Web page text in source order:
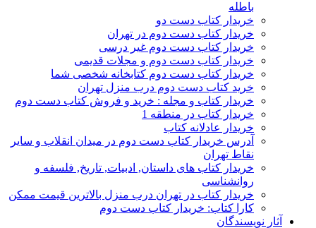
باطله
خریدار کتاب دست دو
خریدار کتاب دست دوم در تهران
خریدار کتاب دست دوم غیر درسی
خریدار کتاب دست دوم و مجلات قدیمی
خریدار کتاب دست دوم کتابخانه شخصی شما
خرید کتاب دست دوم درب منزل تهران
خریدار کتاب و مجله : خرید و فروش کتاب دست دوم
خریدار کتاب در منطقه 1
خریدار عادلانه کتاب
آدرس خریدار کتاب دست دوم در میدان انقلاب و سایر
نقاط تهران
خریدار کتاب های داستان, ادبیات, تاریخ, فلسفه و
روانشناسی
خریدار کتاب در تهران درب منزل بالاترین قیمت ممکن
کارا کتاب: خریدار کتاب دست دوم
آثار نویسندگان